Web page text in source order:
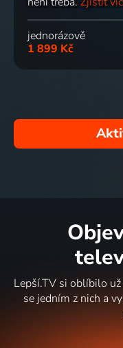
jednorázově
1 899 Kč
Lepší.TV si oblíbilo
se jedním z nich a